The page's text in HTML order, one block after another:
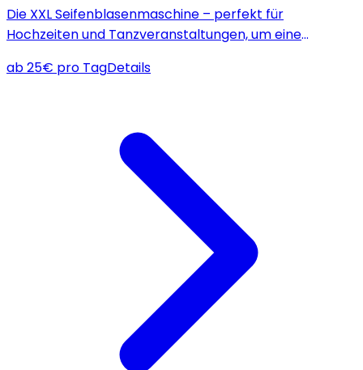
Die XXL Seifenblasenmaschine – perfekt für
Hochzeiten und Tanzveranstaltungen, um eine
schaffen!
ab25€ pro TagDetails